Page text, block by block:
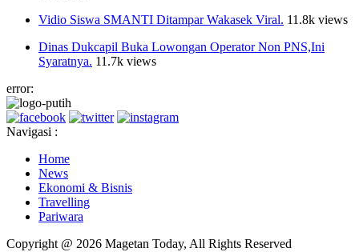
Vidio Siswa SMANTI Ditampar Wakasek Viral. 11.8k views
Dinas Dukcapil Buka Lowongan Operator Non PNS,Ini
Syaratnya. 11.7k views
error:
Navigasi :
Home
News
Ekonomi & Bisnis
Travelling
Pariwara
Copyright @ 2026 Magetan Today, All Rights Reserved